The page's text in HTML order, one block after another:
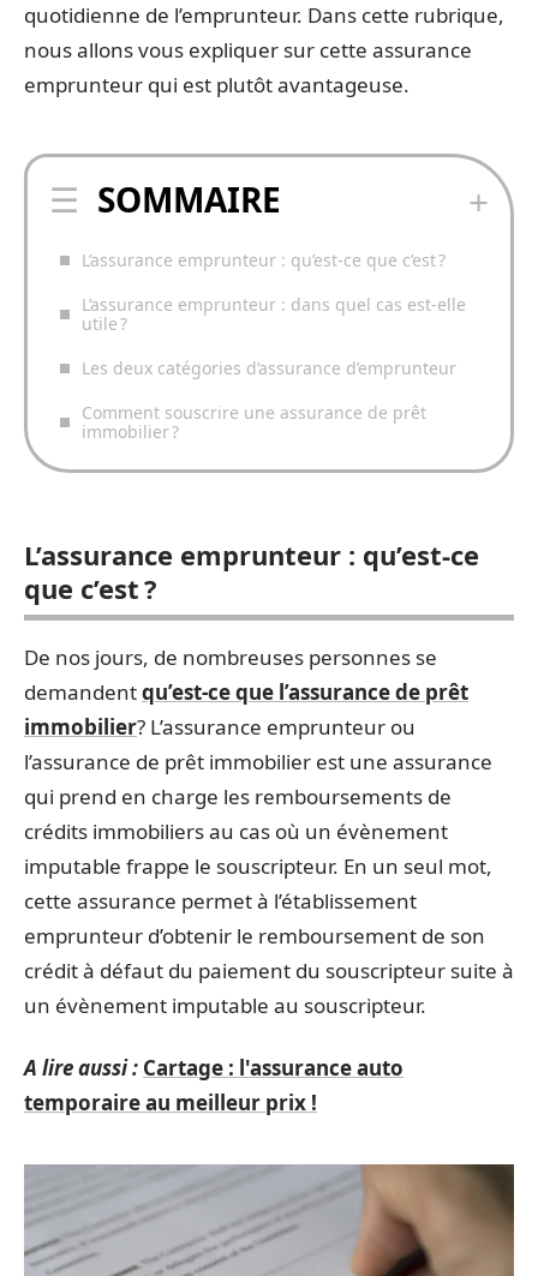
quotidienne de l’emprunteur. Dans cette rubrique,
nous allons vous expliquer sur cette assurance
emprunteur qui est plutôt avantageuse.
SOMMAIRE
L’assurance emprunteur : qu’est-ce que c’est ?
L’assurance emprunteur : dans quel cas est-elle
utile ?
Les deux catégories d’assurance d’emprunteur
Comment souscrire une assurance de prêt
immobilier ?
L’assurance emprunteur : qu’est-ce
que c’est ?
De nos jours, de nombreuses personnes se
demandentqu’est-ce que l’assurance de prêt
immobilier? L’assurance emprunteur ou
l’assurance de prêt immobilier est une assurance
qui prend en charge les remboursements de
crédits immobiliers au cas où un évènement
imputable frappe le souscripteur. En un seul mot,
cette assurance permet à l’établissement
emprunteur d’obtenir le remboursement de son
crédit à défaut du paiement du souscripteur suite à
un évènement imputable au souscripteur.
A lire aussi : Cartage : l'assurance auto
temporaire au meilleur prix !